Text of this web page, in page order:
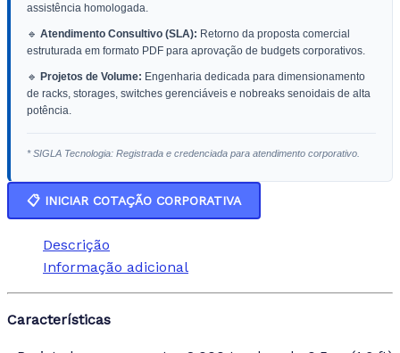
assistência homologada.
🔹 Atendimento Consultivo (SLA): Retorno da proposta comercial
estruturada em formato PDF para aprovação de budgets corporativos.
🔹 Projetos de Volume: Engenharia dedicada para dimensionamento
de racks, storages, switches gerenciáveis e nobreaks senoidais de alta
potência.
* SIGLA Tecnologia: Registrada e credenciada para atendimento corporativo.
📋 INICIAR COTAÇÃO CORPORATIVA
Descrição
Informação adicional
Características